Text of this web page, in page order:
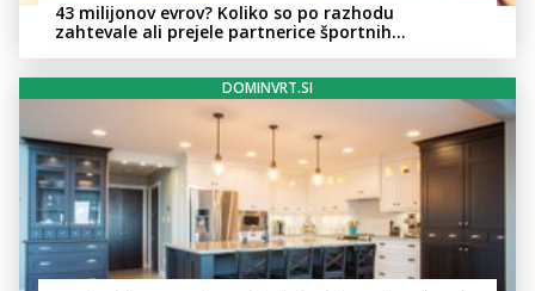
43 milijonov evrov? Koliko so po razhodu
zahtevale ali prejele partnerice športnih
DOMINVRT.SI